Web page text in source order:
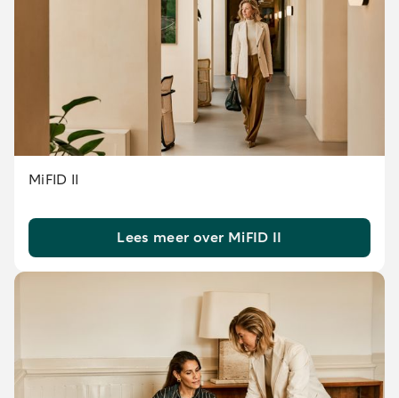
MiFID II
Lees meer over MiFID II